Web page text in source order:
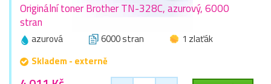
Originální toner Brother TN-328C, azurový, 6000
stran
azurová 6000 stran
1 zlaťák
Skladem - externě